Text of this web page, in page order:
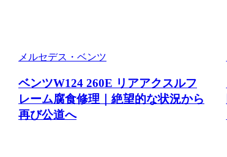
メルセデス・ベンツ
ベンツW124 260E リアアクスルフ
レーム腐食修理｜絶望的な状況から
再び公道へ